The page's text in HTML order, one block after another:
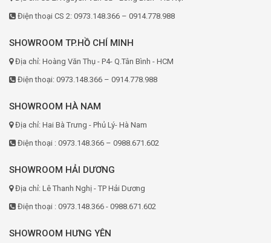
Điện thoại CS 2: 0973.148.366 – 0914.778.988
SHOWROOM TP.HỒ CHÍ MINH
Địa chỉ: Hoàng Văn Thụ - P4- Q.Tân Bình - HCM
Điện thoại: 0973.148.366 – 0914.778.988
SHOWROOM HÀ NAM
Địa chỉ: Hai Bà Trưng - Phủ Lý- Hà Nam
Điện thoại : 0973.148.366 – 0988.671.602
SHOWROOM HẢI DƯƠNG
Địa chỉ: Lê Thanh Nghị - TP Hải Dương
Điện thoại : 0973.148.366 - 0988.671.602
SHOWROOM HƯNG YÊN